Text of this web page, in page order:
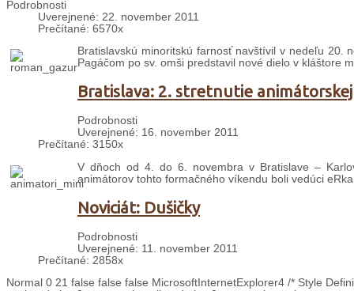
Podrobnosti
Uverejnené: 22. november 2011
Prečítané: 6570x
Bratislavskú minoritskú farnosť navštívil v nedeľu 20.
Pagáčom po sv. omši predstavil nové dielo v kláštore
Bratislava: 2. stretnutie
Podrobnosti
Uverejnené: 16. november 2011
Prečítané: 3150x
V dňoch od 4. do 6. novembra v Bratislave –
animátorov tohto formačného víkendu boli vedúci
Noviciát: Dušičky
Podrobnosti
Uverejnené: 11. november 2011
Prečítané: 2858x
Normal 0 21 false false false MicrosoftInternetExplorer4 /* Style